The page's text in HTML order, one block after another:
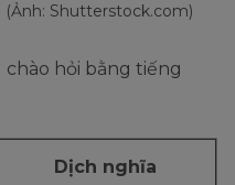
(Ảnh: Shutterstock.com)
chào hỏi bằng tiếng
Dịch nghĩa